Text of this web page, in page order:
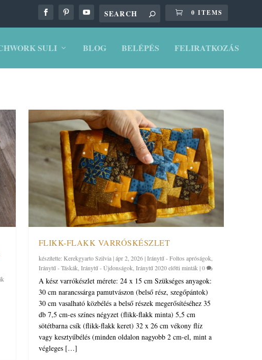
0 ITEMS
SULI BLOG BELÉPÉS FELIRATKOZÁS
FLIKK-FLAKK VARRÓSKÉSZLET
készítette: Kerekgyarto Szilvia|ápr 2, 2026|Iránytű - Foltos apróságok
Iránytű - Táskák Iránytű - Újdonságok Iránytű 2020 előtti minták |0
A kész varrókészlet mérete: 24 x 15 cm Szükséges anyagok:
30 cm narancssárga pamutvászon (belső rész, szegőpántok)
30 cm vasalható közbélés a belső részek megerősítéséhez 35
db 7,5 cm-es színes négyzet (flikk-flakk minta) 5,5 cm
sötétbarna csík (flikk-flakk keret) 32 x 26 cm vékony flíz
vagy kesztyűbélés (minden oldalon nagyobb 2 cm-el, mint a
végleges […]